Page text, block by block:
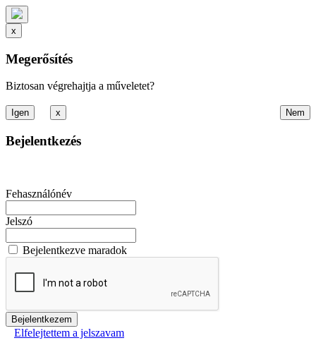
x
Megerősítés
Biztosan végrehajtja a műveletet?
x
Bejelentkezés
Fehasználónév
Jelszó
Bejelentkezve maradok
Elfelejtettem a jelszavam